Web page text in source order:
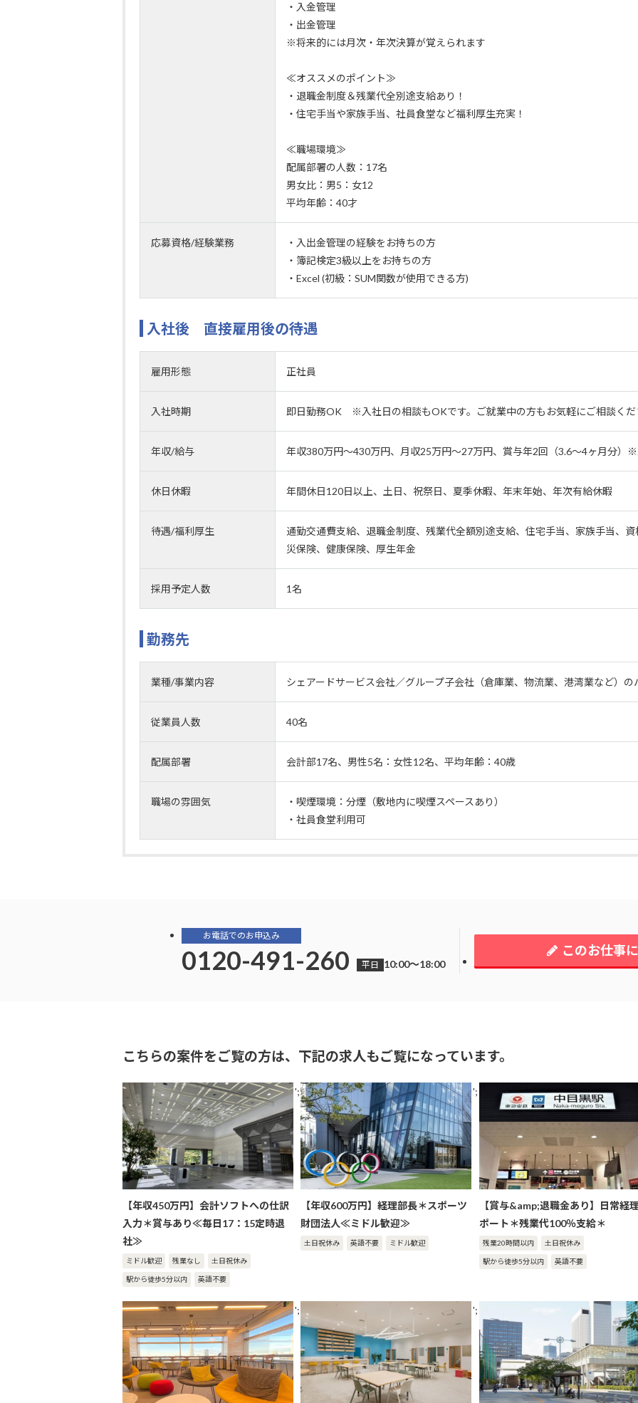
・入金管理
・出金管理
※将来的には月次・年次決算が覚えられます
≪オススメのポイント≫
・退職金制度＆残業代全別途支給あり！
・住宅手当や家族手当、社員食堂など福利厚生充実！
≪職場環境≫
配属部署の人数：17名
男女比：男5：女12
平均年齢：40才
応募資格/経験業務
・入出金管理の経験をお持ちの方
・簿記検定3級以上をお持ちの方
・Excel (初級：SUM関数が使用できる方)
入社後 直接雇用後の待遇
雇用形態 正社員
入社時期 即日勤務OK ※入社日の相談もOKです。ご就業中の方もお気軽にご相談くだ
年収/給与 年収380万円～430万円、月収25万円～27万円、賞与年2回（3.6～4ヶ月分）
休日休暇 年間休日120日以上、土日、祝祭日、夏季休暇、年末年始、年次有給休暇
待遇/福利厚生
通勤交通費支給、退職金制度、残業代全額別途支給、住宅手当、家族手当、
災保険、健康保険、厚生年金
採用予定人数 1名
勤務先
業種/事業内容 シェアードサービス会社／グループ子会社（倉庫業、物流業、港湾業など）
従業員人数 40名
配属部署 会計部17名、男性5名：女性12名、平均年齢：40歳
職場の雰囲気
・喫煙環境：分煙（敷地内に喫煙スペースあり）
・社員食堂利用可
お電話でのお申込み
0120-491-260 平日 10:00～18:00
このお仕事
こちらの案件をご覧の方は、下記の求人もご覧になっています。
【年収450万円】会計ソフトへの仕訳
入力＊賞与あり≪毎日17：15定時退
社≫
ミドル歓迎 残業なし 土日祝休み
駅から徒歩5分以内 英語不要
';
【年収600万円】経理部長＊スポーツ
財団法人≪ミドル歓迎≫
土日祝休み 英語不要 ミドル歓迎
';
【賞与&amp;退職金あり】日常経
ポート＊残業代100％支給＊
残業20時間以内 土日祝休み
駅から徒歩5分以内 英語不要
'; ';